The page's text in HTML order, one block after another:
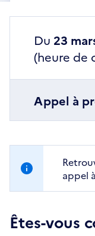
Du 23
(heure de
Appel à
appel
Êtes-vous